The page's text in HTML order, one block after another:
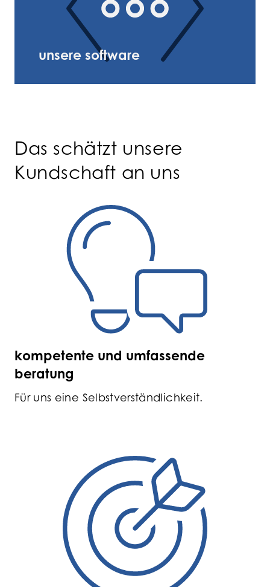
unsere software
Das schätzt unsere
Kundschaft an uns
kompetente und umfassende
beratung
Für uns eine Selbstverständlichkeit.